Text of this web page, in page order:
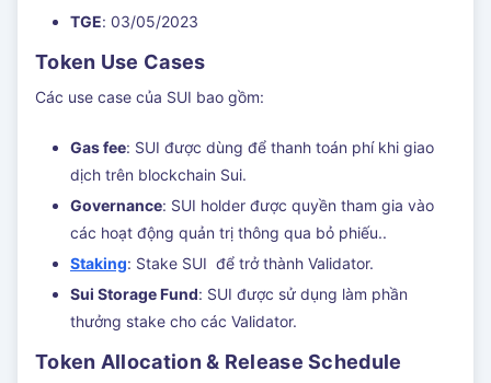
TGE: 03/05/2023
Token Use Cases
Các use case của SUI bao gồm:
Gas fee: SUI được dùng để thanh toán phí khi giao
dịch trên blockchain Sui.
Governance: SUI holder được quyền tham gia vào
các hoạt động quản trị thông qua bỏ phiếu..
Staking: Stake SUI để trở thành Validator.
Sui Storage Fund: SUI được sử dụng làm phần
thưởng stake cho các Validator.
Token Allocation & Release Schedule